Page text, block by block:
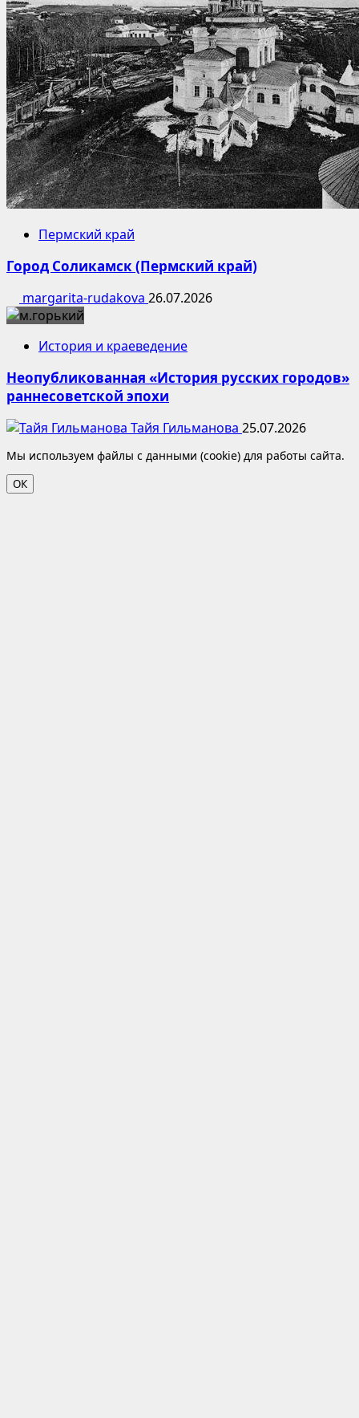
Пермский край
Город Соликамск (Пермский край)
margarita-rudakova 26.07.2026
История и краеведение
Неопубликованная «История русских городов»
раннесоветской эпохи
Тайя Гильманова 25.07.2026
Мы используем файлы с данными (cookie) для работы сайта.
ОК